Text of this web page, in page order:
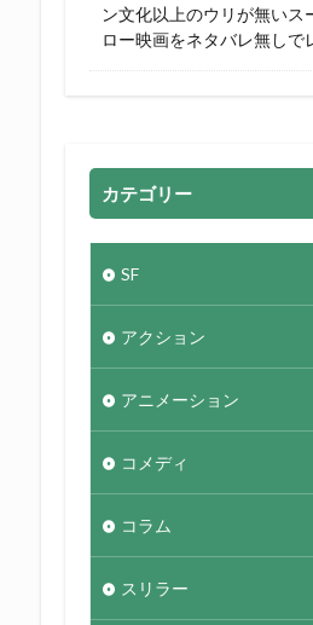
ン文化以上のウリが無いス
ロー映画をネタバレ無しで
カテゴリー
SF
アクション
アニメーション
コメディ
コラム
スリラー